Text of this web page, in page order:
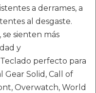
a derrames, a
al desgaste.
sienten más
y
perfecto para
Gear Solid, Call of
Overwatch, World